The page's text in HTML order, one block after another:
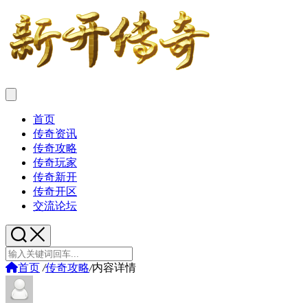
首页
传奇资讯
传奇攻略
传奇玩家
传奇新开
传奇开区
交流论坛
首页 /传奇攻略/内容详情